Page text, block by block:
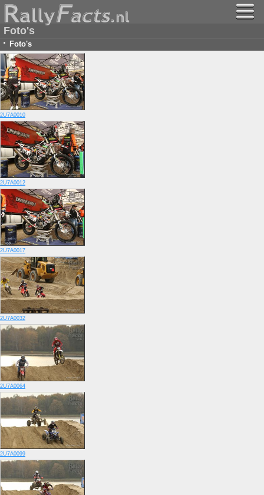
Foto's
· Foto's
2U7A0010
2U7A0012
2U7A0017
2U7A0032
2U7A0064
2U7A0099